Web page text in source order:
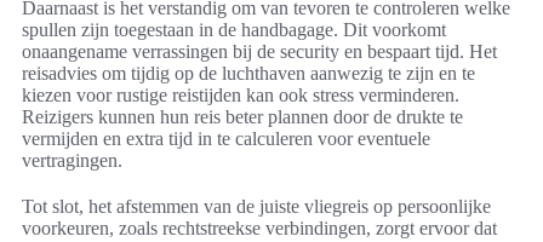
Daarnaast is het verstandig om van tevoren te controleren welke
spullen zijn toegestaan in de handbagage. Dit voorkomt
onaangename verrassingen bij de security en bespaart tijd. Het
reisadvies om tijdig op de luchthaven aanwezig te zijn en te
kiezen voor rustige reistijden kan ook stress verminderen.
Reizigers kunnen hun reis beter plannen door de drukte te
vermijden en extra tijd in te calculeren voor eventuele
vertragingen.
Tot slot, het afstemmen van de juiste vliegreis op persoonlijke
voorkeuren, zoals rechtstreekse verbindingen, zorgt ervoor dat